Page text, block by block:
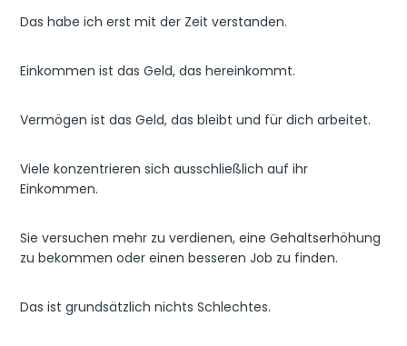
Das habe ich erst mit der Zeit verstanden.
Einkommen ist das Geld, das hereinkommt.
Vermögen ist das Geld, das bleibt und für dich arbeitet.
Viele konzentrieren sich ausschließlich auf ihr
Einkommen.
Sie versuchen mehr zu verdienen, eine Gehaltserhöhung
zu bekommen oder einen besseren Job zu finden.
Das ist grundsätzlich nichts Schlechtes.